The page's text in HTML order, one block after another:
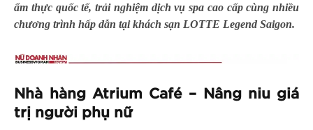
ẩm thực quốc tế, trải nghiệm dịch vụ spa cao cấp cùng nhiều
chương trình hấp dẫn tại khách sạn LOTTE Legend Saigon.
Nhà hàng Atrium Café – Nâng niu giá
trị người phụ nữ